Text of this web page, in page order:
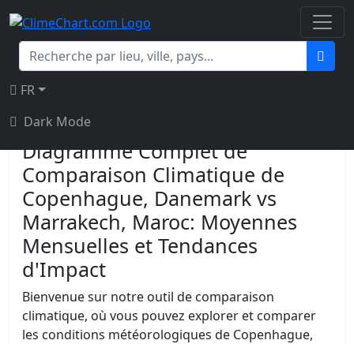
FR
Dark Mode
Diagramme de Comparaison
Climatique de Copenhague,
Danemark vs Marrakech,
Maroc
Diagramme Complet de
Comparaison Climatique de
Copenhague, Danemark vs
Marrakech, Maroc: Moyennes
Mensuelles et Tendances
d'Impact
Bienvenue sur notre outil de comparaison
climatique, où vous pouvez explorer et comparer
les conditions météorologiques de Copenhague,